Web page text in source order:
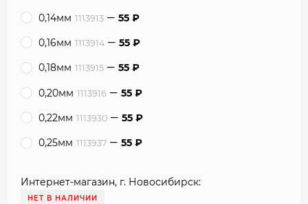
0,14мм 1113913 55 ₽
0,16мм 1113914 55 ₽
0,18мм 1113915 55 ₽
0,20мм 1113916 55 ₽
0,22мм 1113930 55 ₽
0,25мм 1113937 55 ₽
Интернет-магазин, г. Новосибирск:
НЕТ В НАЛИЧИИ